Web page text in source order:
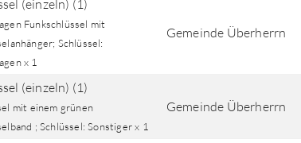
nach Orten gesucht.
(einzeln) (1)
Funkschlüssel mit
Schlüssel:
x 1
Gemeinde Überherrn
(einzeln) (1)
mit einem grünen
; Schlüssel: Sonstiger x 1
Gemeinde Überherrn